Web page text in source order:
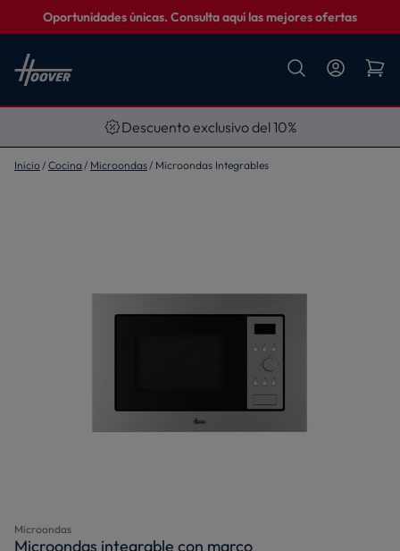
Oportunidades únicas. Consulta aquí las mejores ofertas
Descuento exclusivo del 10%
Inicio Cocina Microondas Microondas Integrables
Microondas
Microondas integrable con marco